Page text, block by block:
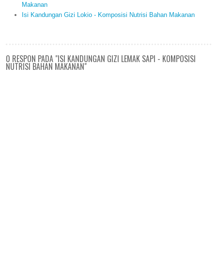
Makanan
Isi Kandungan Gizi Lokio - Komposisi Nutrisi Bahan Makanan
0 RESPON PADA "ISI KANDUNGAN GIZI LEMAK SAPI - KOMPOSISI
NUTRISI BAHAN MAKANAN"